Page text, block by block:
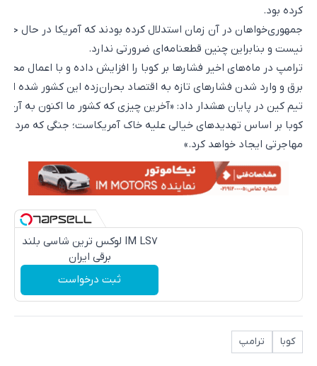
کرده بود.
جمهوری‌خواهان در آن زمان استدلال کرده بودند که آمریکا در حال
نیست و بنابراین چنین قطعنامه‌ای ضرورتی ندارد.
ترامپ در ماه‌های اخیر فشارها بر کوبا را افزایش داده و با اعمال
برق و وارد شدن فشارهای تازه به اقتصاد بحران‌زده این کشور شده
تیم کین در پایان هشدار داد: «آخرین چیزی که کشور ما اکنون به آن
کوبا بر اساس تهدیدهای خیالی علیه خاک آمریکاست؛ جنگی که مردم
مهاجرتی ایجاد خواهد کرد.»
IM LS7 لوکس ترین شاسی بلند
برقی ایران
ثبت درخواست
کوبا ترامپ